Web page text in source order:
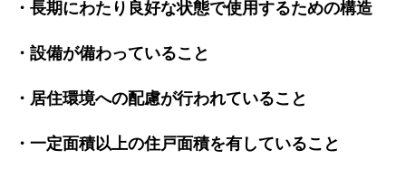
・長期にわたり良好な状態で使用するための構造
・設備が備わっていること
・居住環境への配慮が行われていること
・一定面積以上の住戸面積を有していること